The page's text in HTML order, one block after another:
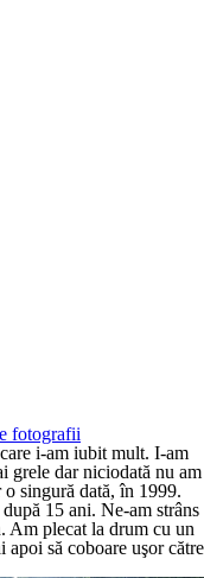
fotografii
i-am iubit mult. I-am
grele dar niciodată nu am
singură dată, în 1999.
15 ani. Ne-am strâns
Am plecat la drum cu un
să coboare uşor către